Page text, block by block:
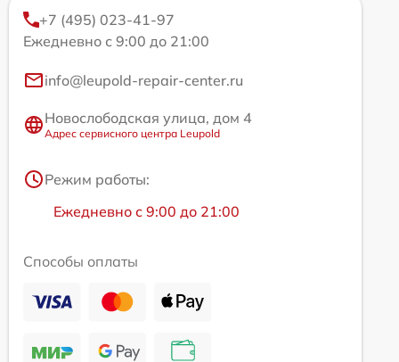
+7 (495) 023-41-97
Ежедневно с 9:00 до 21:00
info@leupold-repair-center.ru
Новослободская улица, дом 4
Адрес сервисного центра Leupold
Режим работы:
Ежедневно с 9:00 до 21:00
Способы оплаты